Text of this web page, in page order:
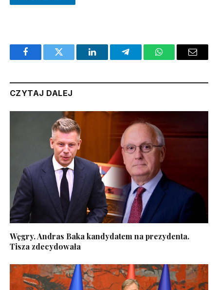
FacebookTwitter LinkedInTelegramWhatsAppEmail
CZYTAJ DALEJ
Węgry. Andras Baka kandydatem na prezydenta.
Tisza zdecydowała